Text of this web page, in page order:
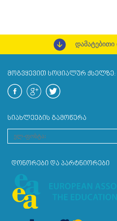
ᲛᲝᲒᲕᲧᲔᲕᲘᲗ ᲡᲝᲪᲘᲐᲚᲣᲠ ᲥᲡᲔᲚᲖᲔ:
ᲡᲘᲐᲮᲚᲔᲔᲑᲘᲡ ᲒᲐᲛᲝᲬᲔᲠᲐ
ᲓᲝᲜᲝᲠᲔᲑᲘ ᲓᲐ ᲞᲐᲠᲢᲜᲘᲝᲠᲔᲑᲘ